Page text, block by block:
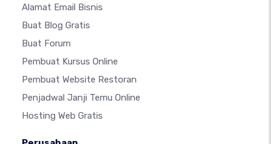
Alamat Email Bisnis
Buat Blog Gratis
Buat Forum
Pembuat Kursus Online
Pembuat Website Restoran
Penjadwal Janji Temu Online
Hosting Web Gratis